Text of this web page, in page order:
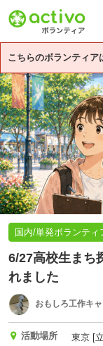
こちらのボランティア
基本情報 募集詳細
国内/単発ボランティ
6/27高校生まち
れました
おもしろ工作キ
活動場所
東京 [